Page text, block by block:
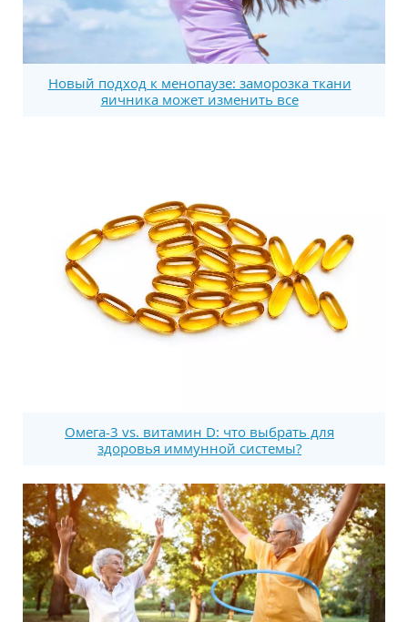
Новый подход к менопаузе: заморозка ткани
яичника может изменить все
Омега-3 vs. витамин D: что выбрать для
здоровья иммунной системы?